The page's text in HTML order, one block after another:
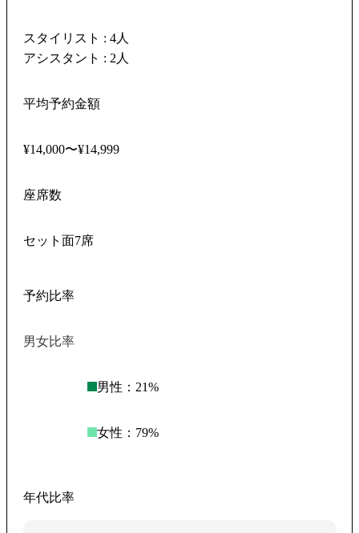
スタイリスト : 4人
アシスタント : 2人
平均予約金額
¥14,000〜¥14,999
座席数
セット面7席
予約比率
男女比率
男性： 21%
女性： 79%
年代比率